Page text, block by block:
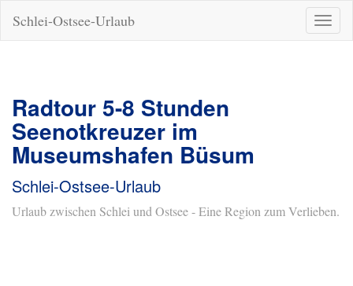
ein-/
Schlei-Ostsee-Urlaub
Radtour 5-8 Stunden
Seenotkreuzer im
Museumshafen Büsum
Schlei-Ostsee-Urlaub
Urlaub zwischen Schlei und Ostsee - Eine Region zum Verlieben.